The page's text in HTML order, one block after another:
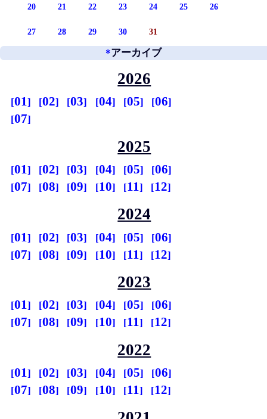
20 21 22 23 24 25 26
27 28 29 30 31
*アーカイブ
2026
01 02 03 04 05
06
07
2025
01 02 03 04 05
06
07
08 09 10 11 12
2024
01 02 03 04 05
06
07
08 09 10 11 12
2023
01 02 03 04 05
06
07
08 09 10 11 12
2022
01 02 03 04 05
06
07
08 09 10 11 12